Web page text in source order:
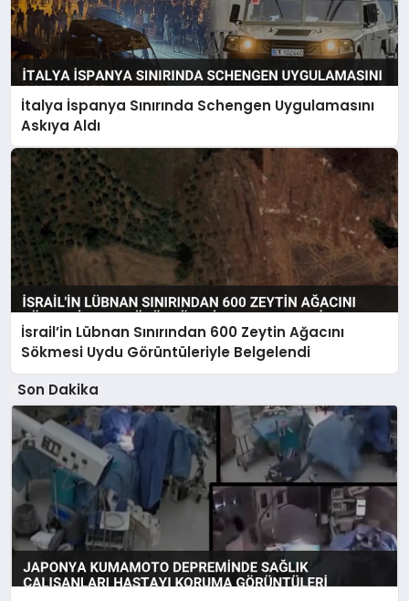
İtalya İspanya Sınırında Schengen Uygulamasını
Askıya Aldı
İsrail’in Lübnan Sınırından 600 Zeytin Ağacını
Sökmesi Uydu Görüntüleriyle Belgelendi
Son Dakika